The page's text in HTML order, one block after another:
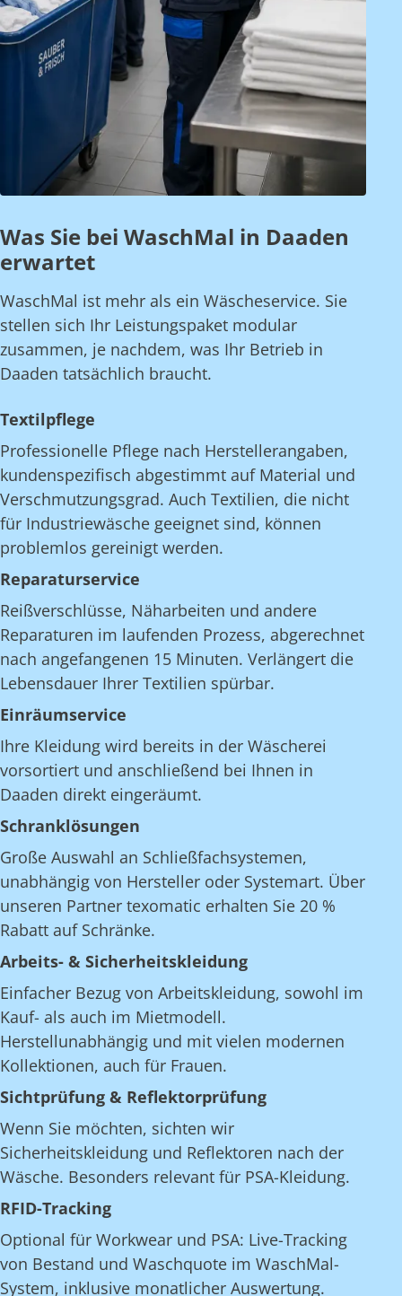
Was Sie bei WaschMal in Daaden
erwartet
WaschMal ist mehr als ein Wäscheservice. Sie
stellen sich Ihr Leistungspaket modular
zusammen, je nachdem, was Ihr Betrieb in
Daaden tatsächlich braucht.
Textilpflege
Professionelle Pflege nach Herstellerangaben,
kundenspezifisch abgestimmt auf Material und
Verschmutzungsgrad. Auch Textilien, die nicht
für Industriewäsche geeignet sind, können
problemlos gereinigt werden.
Reparaturservice
Reißverschlüsse, Näharbeiten und andere
Reparaturen im laufenden Prozess, abgerechnet
nach angefangenen 15 Minuten. Verlängert die
Lebensdauer Ihrer Textilien spürbar.
Einräumservice
Ihre Kleidung wird bereits in der Wäscherei
vorsortiert und anschließend bei Ihnen in
Daaden direkt eingeräumt.
Schranklösungen
Große Auswahl an Schließfachsystemen,
unabhängig von Hersteller oder Systemart. Über
unseren Partner texomatic erhalten Sie 20 %
Rabatt auf Schränke.
Arbeits- & Sicherheitskleidung
Einfacher Bezug von Arbeitskleidung, sowohl im
Kauf- als auch im Mietmodell.
Herstellunabhängig und mit vielen modernen
Kollektionen, auch für Frauen.
Sichtprüfung & Reflektorprüfung
Wenn Sie möchten, sichten wir
Sicherheitskleidung und Reflektoren nach der
Wäsche. Besonders relevant für PSA-Kleidung.
RFID-Tracking
Optional für Workwear und PSA: Live-Tracking
von Bestand und Waschquote im WaschMal-
System, inklusive monatlicher Auswertung.